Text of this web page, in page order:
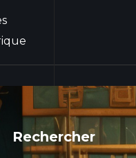
Rechercher